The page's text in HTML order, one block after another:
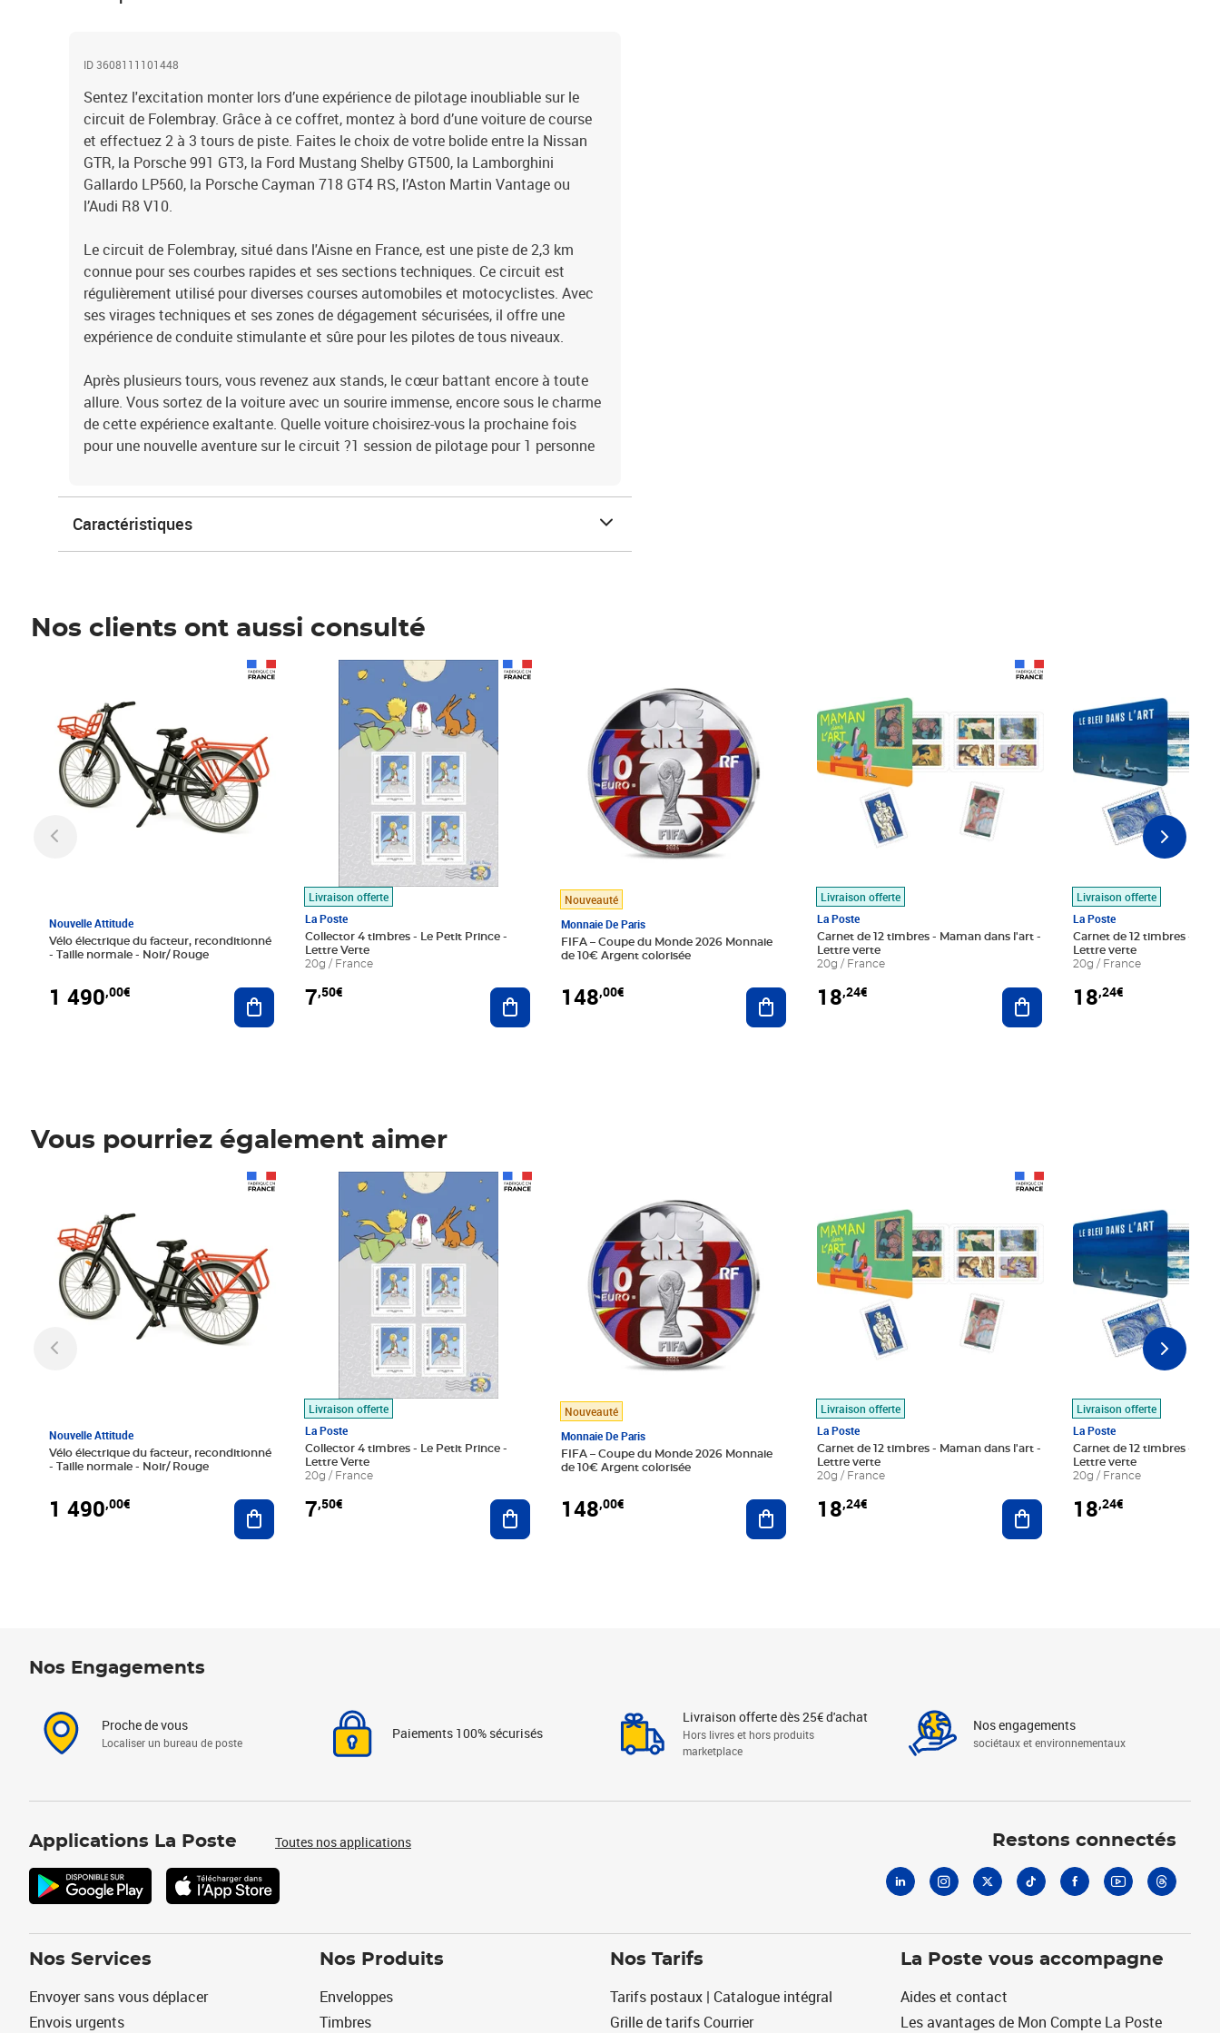
ID 3608111101448
Sentez l'excitation monter lors d’une expérience de pilotage inoubliable sur le
circuit de Folembray. Grâce à ce coffret, montez à bord d’une voiture de course
et effectuez 2 à 3 tours de piste. Faites le choix de votre bolide entre la Nissan
GTR, la Porsche 991 GT3, la Ford Mustang Shelby GT500, la Lamborghini
Gallardo LP560, la Porsche Cayman 718 GT4 RS, l’Aston Martin Vantage ou
l’Audi R8 V10.
Le circuit de Folembray, situé dans l'Aisne en France, est une piste de 2,3 km
connue pour ses courbes rapides et ses sections techniques. Ce circuit est
régulièrement utilisé pour diverses courses automobiles et motocyclistes. Avec
ses virages techniques et ses zones de dégagement sécurisées, il offre une
expérience de conduite stimulante et sûre pour les pilotes de tous niveaux.
Après plusieurs tours, vous revenez aux stands, le cœur battant encore à toute
allure. Vous sortez de la voiture avec un sourire immense, encore sous le charme
de cette expérience exaltante. Quelle voiture choisirez-vous la prochaine fois
pour une nouvelle aventure sur le circuit ?1 session de pilotage pour 1 personne
Caractéristiques
Nos clients ont aussi consulté
Nouvelle Attitude
Vélo électrique du facteur, reconditionné
- Taille normale - Noir/ Rouge
1 490,00€ Ajouter au panier
Livraison offerte
La Poste
Collector 4 timbres - Le Petit Prince -
Lettre Verte
20g / France
7,50€
Prix 7,50€
Ajouter au panier
Nouveauté
Monnaie De Paris
FIFA – Coupe du Monde 2026 Monnaie
de 10€ Argent colorisée
148,00€ Ajouter au panier
Livraison offerte
La Poste
Carnet de 12 timbres - Maman dans l'art -
Lettre verte
20g / France
18,24€ Ajouter au panier
Livraison offerte
La Poste
Carnet de 12 timbres - Le
Lettre verte
20g / France
18,24€
Vous pourriez également aimer
Nouvelle Attitude
Vélo électrique du facteur, reconditionné
- Taille normale - Noir/ Rouge
1 490,00€ Ajouter au panier
Livraison offerte
La Poste
Collector 4 timbres - Le Petit Prince -
Lettre Verte
20g / France
7,50€
Prix 7,50€
Ajouter au panier
Nouveauté
Monnaie De Paris
FIFA – Coupe du Monde 2026 Monnaie
de 10€ Argent colorisée
148,00€ Ajouter au panier
Livraison offerte
La Poste
Carnet de 12 timbres - Maman dans l'art -
Lettre verte
20g / France
18,24€ Ajouter au panier
Livraison offerte
La Poste
Carnet de 12 timbres - Le
Lettre verte
20g / France
18,24€
Nos Engagements
Proche de vous
Localiser un bureau de poste
Paiements 100% sécurisés
Livraison offerte dès 25€ d'achat
Hors livres et hors produits
marketplace
Nos engagements
sociétaux et environnementaux
Applications La Poste Toutes nos applications Restons connectés
Nos Services
Envoyer sans vous déplacer
Envois urgents
Nos Produits
Enveloppes
Timbres
Nos Tarifs
Tarifs postaux | Catalogue intégral
Grille de tarifs Courrier
La Poste vous accompagne
Aides et contact
Les avantages de Mon Compte La Poste